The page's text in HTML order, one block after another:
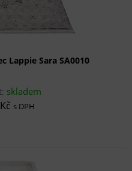
Lappie Sara SA0010
skladem
s DPH